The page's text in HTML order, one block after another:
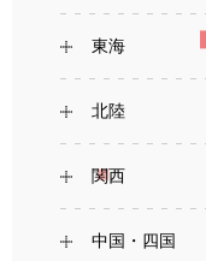
東海
北陸
関西
中国・四国